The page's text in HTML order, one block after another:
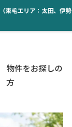
東毛エリア：太田、伊勢
物件をお探しの
方